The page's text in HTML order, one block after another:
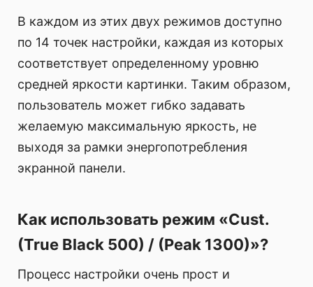
В каждом из этих двух режимов доступно
по 14 точек настройки, каждая из которых
соответствует определенному уровню
средней яркости картинки. Таким образом,
пользователь может гибко задавать
желаемую максимальную яркость, не
выходя за рамки энергопотребления
экранной панели.
Как использовать режим «Cust.
(True Black 500) / (Peak 1300)»?
Процесс настройки очень прост и